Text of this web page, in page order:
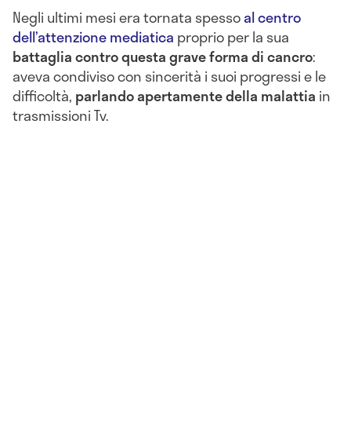
Negli ultimi mesi era tornata spessoal centro
dell’attenzione mediatica proprio per la sua
battaglia contro questa grave forma di cancro:
aveva condiviso con sincerità i suoi progressi e le
difficoltà, parlando apertamente della malattia in
trasmissioni Tv.